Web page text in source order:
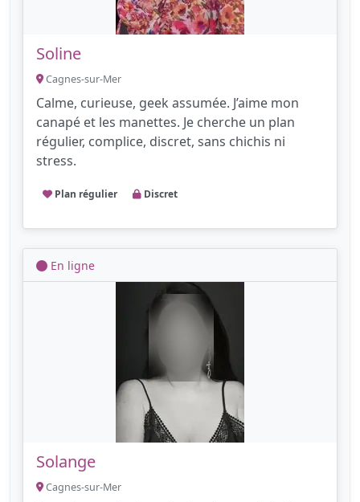
Soline
Cagnes-sur-Mer
Calme, curieuse, geek assumée. J’aime mon
canapé et les manettes. Je cherche un plan
régulier, complice, discret, sans chichis ni
stress.
Plan régulier Discret
En ligne
Solange
Cagnes-sur-Mer